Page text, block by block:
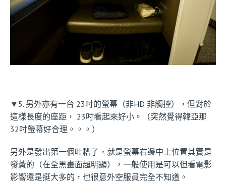
▼5. 另外亦有一台 23吋的螢幕（非HD 非觸控），但對於
這樣長度的座距， 23吋看起來好小。（突然覺得韓亞那
32吋螢幕好合理。。。）
另外是發出第一個吐糟了，就是螢幕右邊中上位置其實是
發黃的（在全黑畫面超明顯），一般使用是可以但看電影
影響還是挺大多的，也很意外空服員完全不知道。